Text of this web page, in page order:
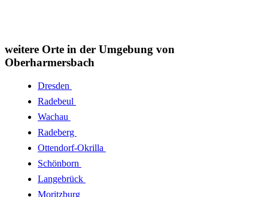
weitere Orte in der Umgebung von
Oberharmersbach
Dresden
Radebeul
Wachau
Radeberg
Ottendorf-Okrilla
Schönborn
Langebrück
Moritzburg